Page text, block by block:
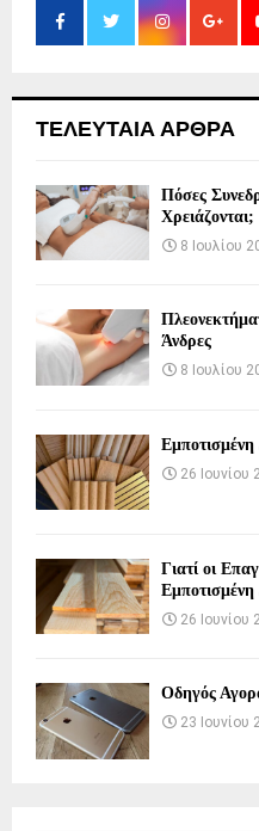
ΤΕΛΕΥΤΑΙΑ ΑΡΘΡΑ
Πόσες
Χρειάζονται;
8 Ιουλίου
Άνδρες
8 Ιουλίου
26 Ιουνίου
Γιατί οι
Εμποτισμένη
26 Ιουνίου
Οδηγός
23 Ιουνίου